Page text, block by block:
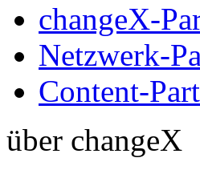
changeX-
Netzwerk-
Content-
über changeX